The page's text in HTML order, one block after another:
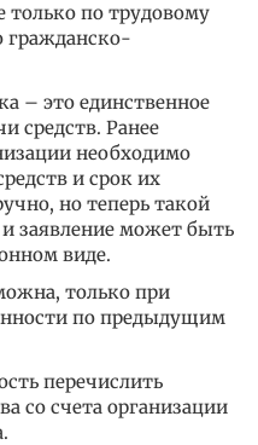
только по трудовому
гражданско-
– это единственное
средств. Ранее
необходимо
и срок их
но теперь такой
заявление может быть
виде.
только при
по предыдущим
перечислить
со счета организации